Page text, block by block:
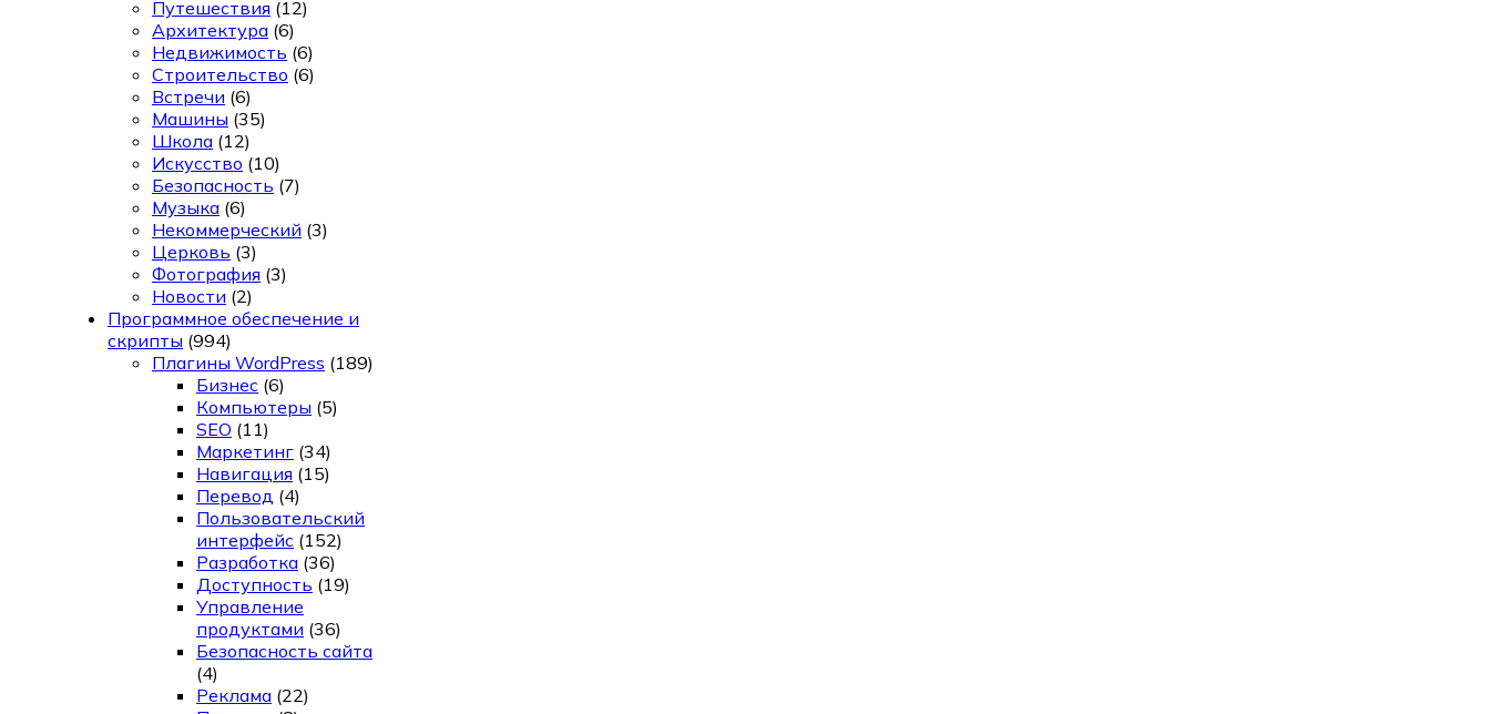
Путешествия (12)
Архитектура (6)
Недвижимость (6)
Строительство (6)
Встречи (6)
Машины (35)
Школа (12)
Искусство (10)
Безопасность (7)
Музыка (6)
Некоммерческий (3)
Церковь (3)
Фотография (3)
Новости (2)
Программное обеспечение и
скрипты (994)
Плагины WordPress (189)
Бизнес (6)
Компьютеры (5)
SEO (11)
Маркетинг (34)
Навигация (15)
Перевод (4)
Пользовательский
интерфейс (152)
Разработка (36)
Доступность (19)
Управление
продуктами (36)
Безопасность сайта
(4)
Реклама (22)